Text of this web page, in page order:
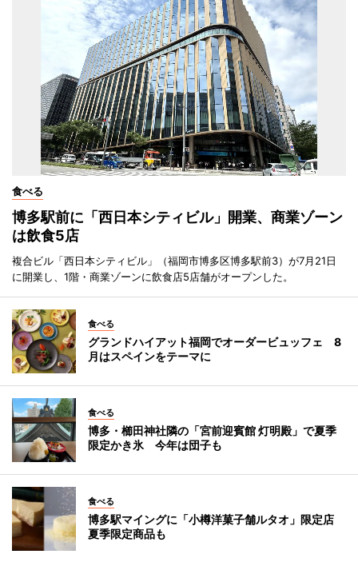
食べる
博多駅前に「西日本シティビル」開業、商業ゾーン
は飲食5店
複合ビル「西日本シティビル」（福岡市博多区博多駅前3）が7月21日
に開業し、1階・商業ゾーンに飲食店5店舗がオープンした。
食べる
グランドハイアット福岡でオーダービュッフェ 8
月はスペインをテーマに
食べる
博多・櫛田神社隣の「宮前迎賓館 灯明殿」で夏季
限定かき氷 今年は団子も
食べる
博多駅マイングに「小樽洋菓子舗ルタオ」限定店
夏季限定商品も